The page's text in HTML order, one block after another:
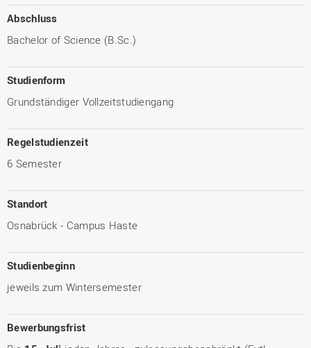
Abschluss
Bachelor of Science (B.Sc.)
Studienform
Grundständiger Vollzeitstudiengang
Regelstudienzeit
6 Semester
Standort
Osnabrück - Campus Haste
Studienbeginn
jeweils zum Wintersemester
Bewerbungsfrist